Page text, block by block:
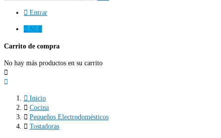
 Entrar
 $0 0
Carrito de compra
No hay más productos en su carrito


 Inicio
 Cocina
 Pequeños Electrodomésticos
 Tostadoras